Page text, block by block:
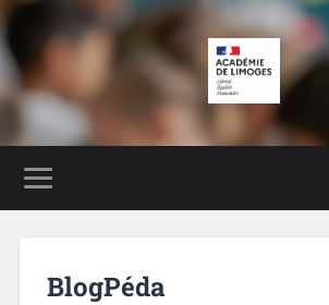
BlogPéda